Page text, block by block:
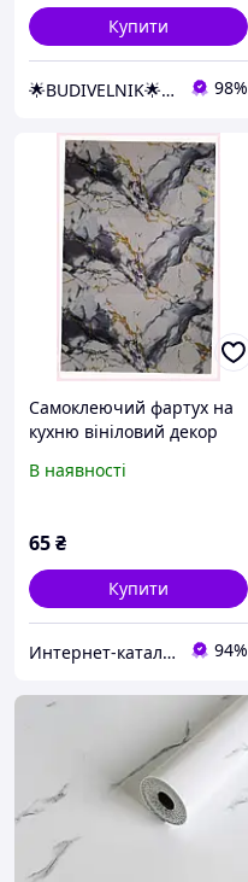
Купити
🌟BUDIVELNIK🌟SHOP 98%
Самоклеючий фартух на
кухню вініловий декор
В наявності
65₴
Купити
Интернет-каталог скидок "Профит плюс" 94%